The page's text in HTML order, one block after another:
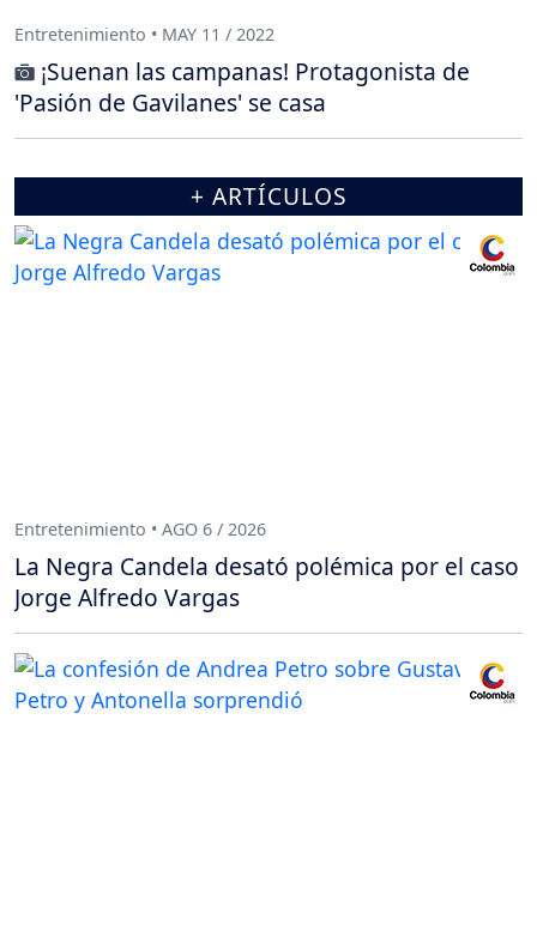
Entretenimiento • MAY 11 / 2022
¡Suenan las campanas! Protagonista de
'Pasión de Gavilanes' se casa
+ ARTÍCULOS
Entretenimiento • AGO 6 / 2026
La Negra Candela desató polémica por el caso
Jorge Alfredo Vargas